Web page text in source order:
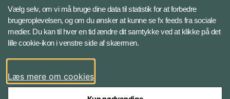
Facebook
Instagram
YouTube
Vælg selv, om vi må bruge dine data til statistik for at forbedre
brugeroplevelsen, og om du ønsker at kunne se fx feeds fra sociale
medier. Du kan til hver en tid ændre dit samtykke ved at klikke på det
lille cookie-ikon i venstre side af skærmen.
Læs mere om cookies